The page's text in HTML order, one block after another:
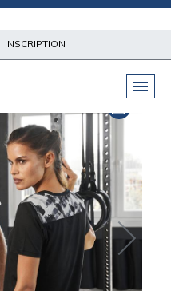
INSCRIPTION